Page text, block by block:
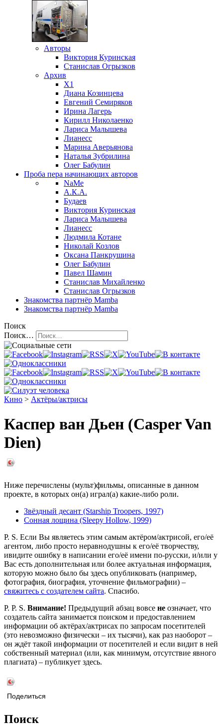
Авторы
Виктория Куринская
Станислав Огрызков
Архив
X1
Диана Козинцева
Евгений Семиряков
Ирина Лагерь
Кирилл Николаенко
Лариса Малышева
Лианесс
Марина Аверьянова
Наталья Зубрилина
Олег Бабулин
Проба пера начинающих авторов
NaMe
А.К.А.
Будаев
Виктория Куринская
Лариса Малышева
Лианесс
Людмила Котане
Николай Козлов
Оксана Панкрушина
Олег Бабулин
Павел Шамин
Станислав Михайленко
Станислав Огрызков
Знакомства партнёр Mamba
Знакомства партнёр Mamba
Поиск
Поиск…
Кино > Актёры/актрисы
Каспер ван Дьен (Casper Van
Dien)
Ниже перечислены (мульт)фильмы, описанные в данном
проекте, в которых он(а) играл(а) какие-либо роли.
Звёздный десант (Starship Troopers, 1997)
Сонная лощина (Sleepy Hollow, 1999)
P. S. Если Вы являетесь этим самым актёром/актрисой, его/её
агентом, либо просто неравнодушны к его/её творчеству,
ивидите ошибку в написании его/её имени по-русски, и/или у
Вас есть дополнительная или более актуальная информация,
которую можно было бы здесь опубликовать (например,
фотография, биография, уточнение фильмографии) –
свяжитесь с создателем сайта. Спасибо.
P. P. S. Внимание! Предыдущий абзац вовсе не означает, что
создатель сайта занимается поиском и предоставлением
информации об актёрах/актрисах по запросам посетителей
(это невозможно физически – их тысячи), как раз наоборот –
он ждёт такой информации от посетителей и если видит в ней
собственный материал (или, как минимум, отсутствие явного
плагиата) – публикует здесь.
Поделиться
Поиск